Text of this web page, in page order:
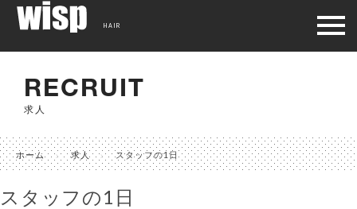
RECRUIT
求人
ホーム 求人 スタッフの1日
スタッフの1日
HAIR